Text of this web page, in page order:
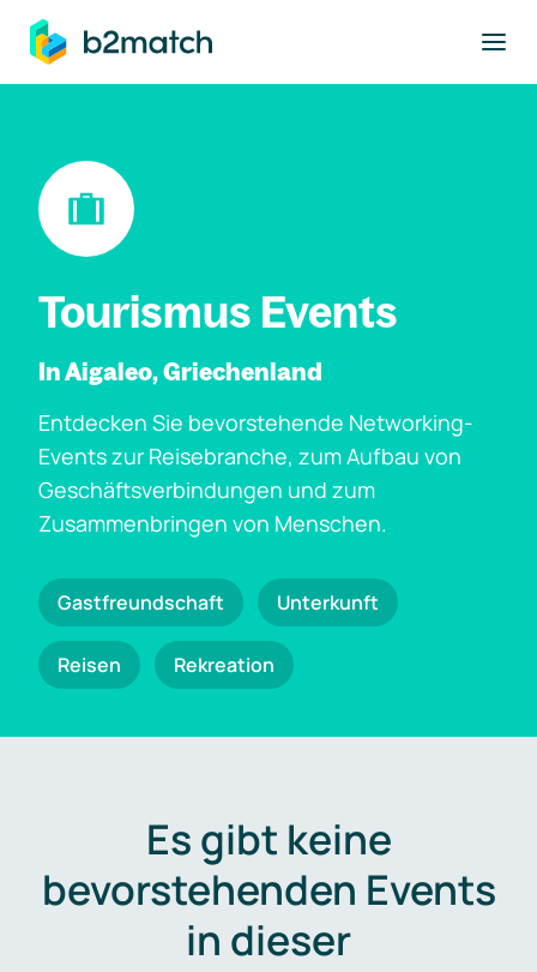
springen
Tourismus Events
In Aigaleo, Griechenland
Entdecken Sie bevorstehende Networking-
Events zur Reisebranche, zum Aufbau von
Geschäftsverbindungen und zum
Zusammenbringen von Menschen.
Gastfreundschaft Unterkunft
Reisen Rekreation
Es gibt keine
bevorstehenden Events
in dieser